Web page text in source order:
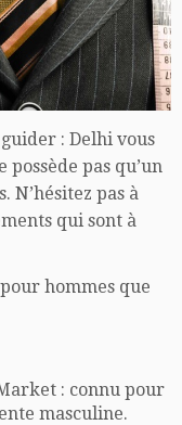
: Delhi vous
pas qu’un
N’hésitez pas à
qui sont à
hommes que
: connu pour
masculine.